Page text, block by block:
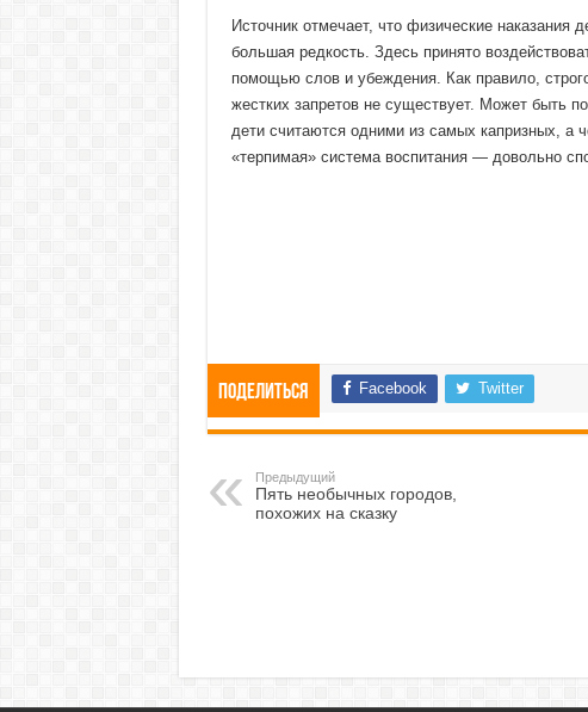
Источник отмечает, что физические наказания
большая редкость. Здесь принято
помощью слов и убеждения. Как правило,
жестких запретов не существует. Может быть
дети считаются одними из самых капризных, а
«терпимая» система воспитания — довольно
Поделиться Facebook Twitter
Предыдущий
Пять необычных городов,
похожих на сказку